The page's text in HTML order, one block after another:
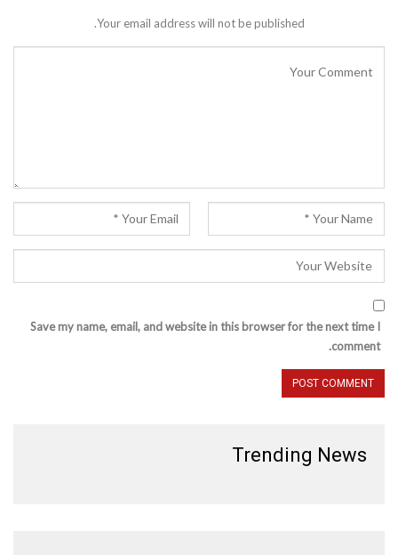
Your email address will not be published.
Save my name, email, and website in this browser for the next time I
comment.
Trending News